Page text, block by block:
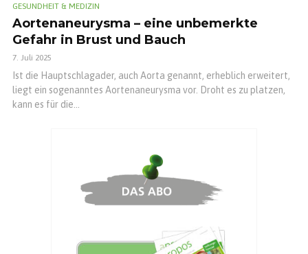
GESUNDHEIT & MEDIZIN
Aortenaneurysma – eine unbemerkte
Gefahr in Brust und Bauch
7. Juli 2025
Ist die Hauptschlagader, auch Aorta genannt, erheblich erweitert,
liegt ein sogenanntes Aortenaneurysma vor. Droht es zu platzen,
kann es für die...